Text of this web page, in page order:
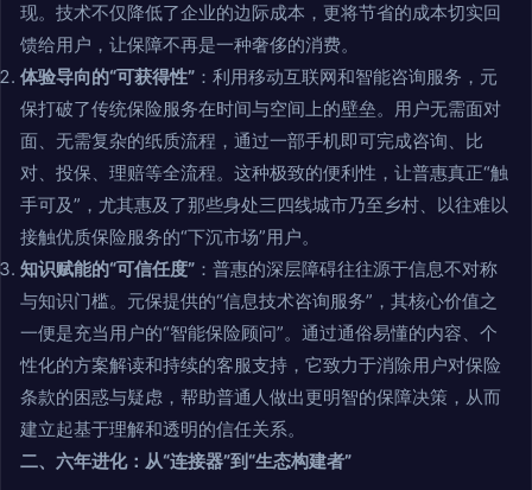
现。技术不仅降低了企业的边际成本，更将节省的成本切实回
馈给用户，让保障不再是一种奢侈的消费。
体验导向的“可获得性” ：利用移动互联网和智能咨询服务，元
保打破了传统保险服务在时间与空间上的壁垒。用户无需面对
面、无需复杂的纸质流程，通过一部手机即可完成咨询、比
对、投保、理赔等全流程。这种极致的便利性，让普惠真正“触
手可及”，尤其惠及了那些身处三四线城市乃至乡村、以往难以
接触优质保险服务的“下沉市场”用户。
知识赋能的“可信任度” ：普惠的深层障碍往往源于信息不对称
与知识门槛。元保提供的“信息技术咨询服务”，其核心价值之
一便是充当用户的“智能保险顾问”。通过通俗易懂的内容、个
性化的方案解读和持续的客服支持，它致力于消除用户对保险
条款的困惑与疑虑，帮助普通人做出更明智的保障决策，从而
建立起基于理解和透明的信任关系。
二、六年进化：从“连接器”到“生态构建者”